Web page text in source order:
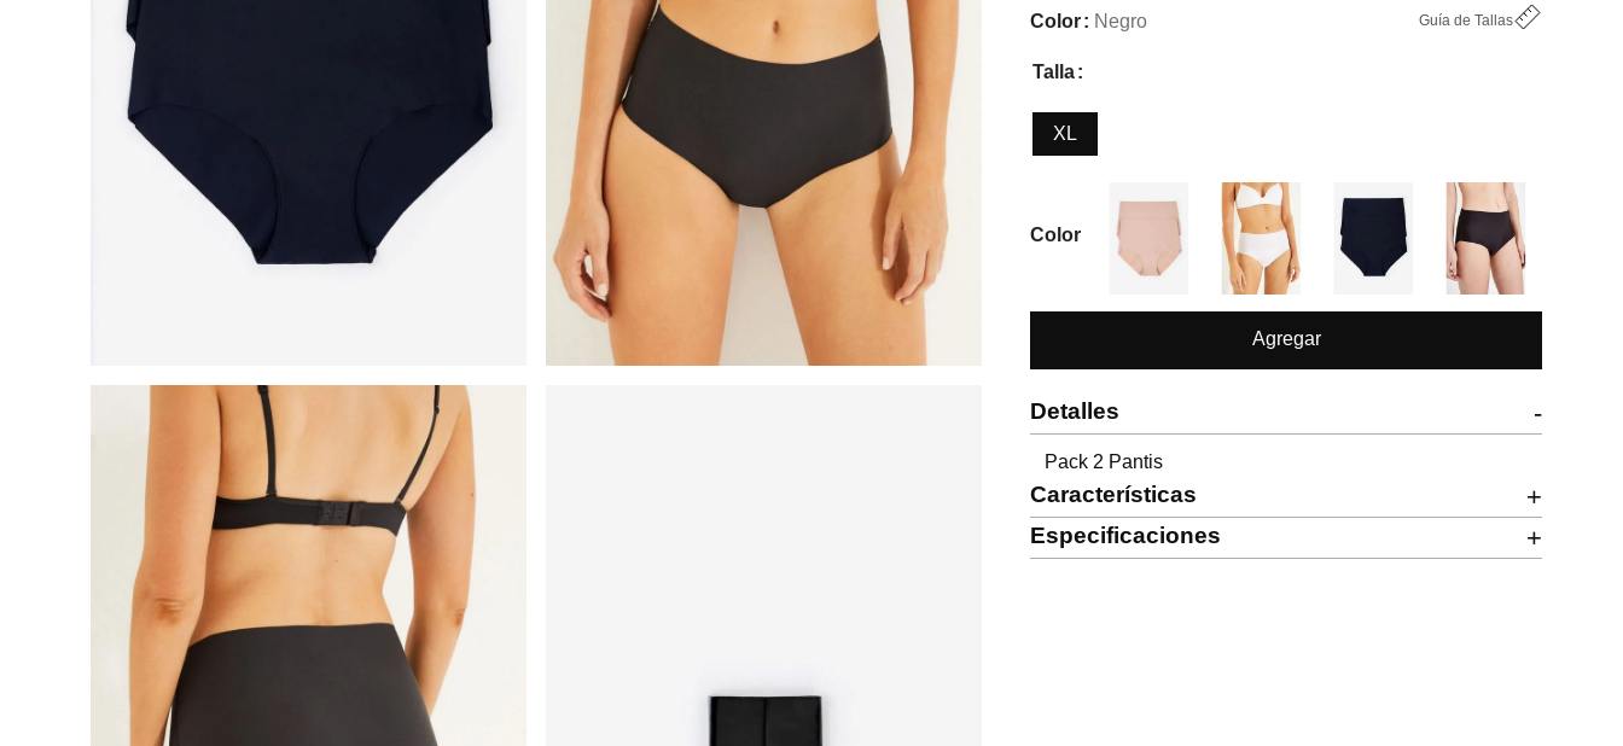
Guía de Tallas
Color Negro
Talla
XL
Color
Agregar
Detalles -
Pack 2 Pantis
Características +
Especificaciones +
.